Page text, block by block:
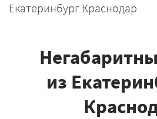
Екатеринбург Краснодар
из